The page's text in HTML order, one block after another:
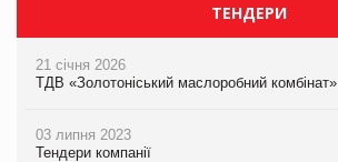
ТЕНДЕРИ
21 січня 2026
ТДВ «Золотоніський маслоробний комбінат»
03 липня 2023
Тендери компанії